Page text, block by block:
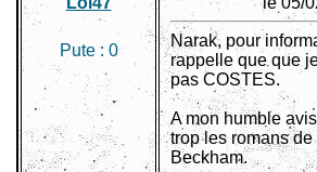
Pute : 0
Narak, pour
rappelle que que
pas COSTES.
A mon humble
trop les romans
Beckham.